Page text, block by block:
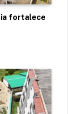
fortalece